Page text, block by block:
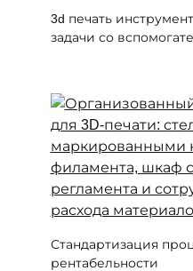
3d печать
задачи со
Стандартизация
рентабельности